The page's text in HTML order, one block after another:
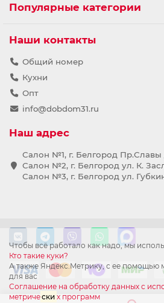
Чтобы всё работало как надо, мы
Кто такие куки?
А также Яндекс.Метрику, с ее помощью
для вас
Соглашение на обработку данных с
метрически х программ
Популярные категории
Наши контакты
Общий номер
Кухни
Опт
info@dobdom31.ru
Наш адрес
Салон №1, г. Белгород Пр.Славы
Салон №2, г. Белгород ул. К.
Салон №3, г. Белгород ул.